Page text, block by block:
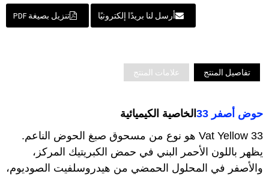
أرسل لنا بريدًا إلكترونيًا تنزيل بصيغة PDF
تفاصيل المنتج علامات المنتج
حوض أصفر 33
الخاصية الكيميائية
Vat Yellow 33 هو نوع من مسحوق صبغ الحوض الناعم.
يظهر باللون الأحمر البني في حمض الكبريتيك المركز،
والأصفر في المحلول الحمضي من هيدروسلفيت الصوديوم،